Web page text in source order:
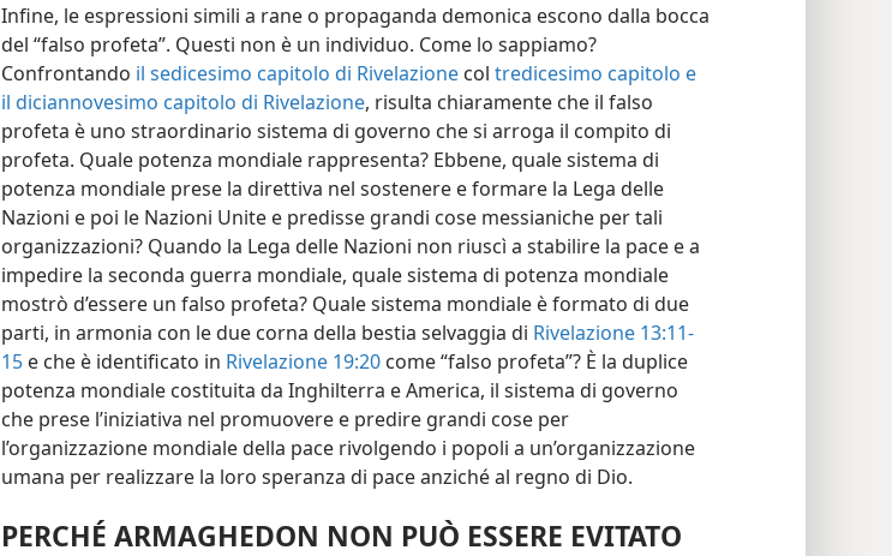
Infine, le espressioni simili a rane o propaganda demonica escono dalla bocca
del “falso profeta”. Questi non è un individuo. Come lo sappiamo?
Confrontando il sedicesimo capitolo di Rivelazione col tredicesimo capitolo e
il diciannovesimo capitolo di Rivelazione, risulta chiaramente che il falso
profeta è uno straordinario sistema di governo che si arroga il compito di
profeta. Quale potenza mondiale rappresenta? Ebbene, quale sistema di
potenza mondiale prese la direttiva nel sostenere e formare la Lega delle
Nazioni e poi le Nazioni Unite e predisse grandi cose messianiche per tali
organizzazioni? Quando la Lega delle Nazioni non riuscì a stabilire la pace e a
impedire la seconda guerra mondiale, quale sistema di potenza mondiale
mostrò d’essere un falso profeta? Quale sistema mondiale è formato di due
parti, in armonia con le due corna della bestia selvaggia di Rivelazione 13:11-
15 e che è identificato in Rivelazione 19:20 come “falso profeta”? È la duplice
potenza mondiale costituita da Inghilterra e America, il sistema di governo
che prese l’iniziativa nel promuovere e predire grandi cose per
l’organizzazione mondiale della pace rivolgendo i popoli a un’organizzazione
umana per realizzare la loro speranza di pace anziché al regno di Dio.
PERCHÉ ARMAGHEDON NON PUÒ ESSERE EVITATO